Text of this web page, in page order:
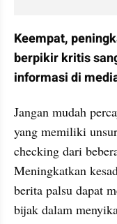
Keempat,
berpikir kritis
informasi di
Jangan mudah
yang memiliki
checking dari
Meningkatkan
berita palsu dapat
bijak dalam